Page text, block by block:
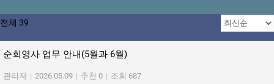
전체 39
순회영사 업무 안내(5월과 6월)
관리자 | 2026.05.09 | 추천 0 | 조회 687